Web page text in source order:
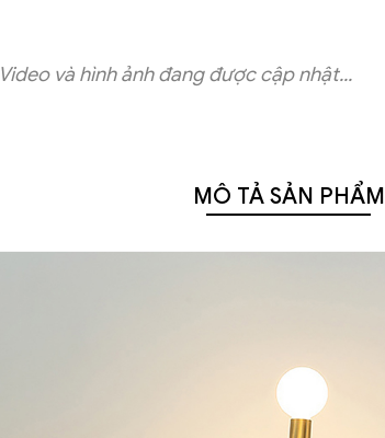
Video và hình ảnh đang được cập nhật...
MÔ TẢ SẢN PHẨM